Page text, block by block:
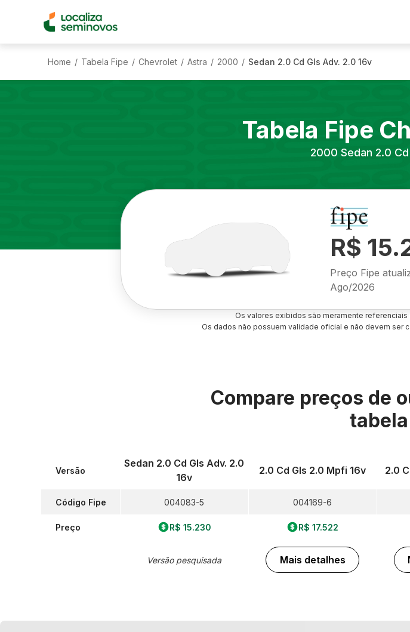
Home / Tabela Fipe / Chevrolet / Astra / 2000 / Sedan 2.0 Cd Gls Adv. 2.0 16v
Tabela Fipe
2000 Sedan 2.0
R$
Preço Fipe
Ago/2026
Os valores exibidos são meramente
Os dados não possuem validade oficial e não devem ser
Compare preços de
Versão
Código Fipe
Preço
Sedan 2.0 Cd Gls Adv. 2.0
16v
004083-5
R$ 15.230
Versão pesquisada
2.0 Cd Gls 2.0 Mpfi 16v
004169-6
R$ 17.522
Mais detalhes
2.0